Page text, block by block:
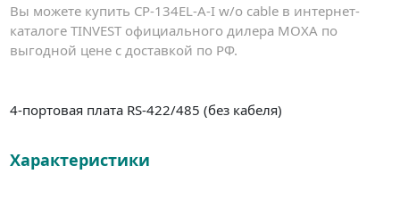
Вы можете купить CP-134EL-A-I w/o cable в интернет-
каталоге TINVEST официального дилера MOXA по
выгодной цене с доставкой по РФ.
4-портовая плата RS-422/485 (без кабеля)
Характеристики